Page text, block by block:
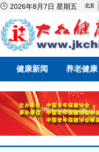
 2026年8月7日 星期五
健康新闻 养老健康